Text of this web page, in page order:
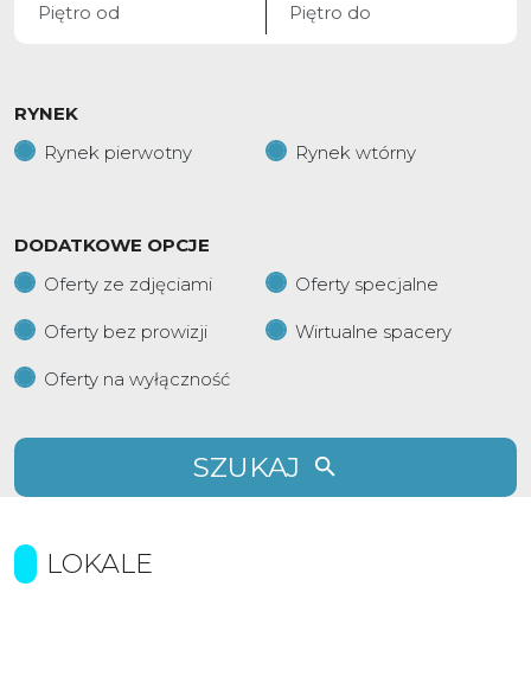
RYNEK
Rynek pierwotny
Rynek wtórny
DODATKOWE OPCJE
Oferty ze zdjęciami
Oferty specjalne
Oferty bez prowizji Wirtualne spacery
Oferty na wyłączność
SZUKAJ
LOKALE